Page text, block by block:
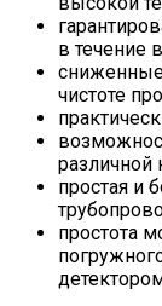
в течение
сниженные
чистоте
различной
простая и
простота